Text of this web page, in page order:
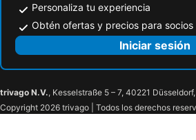
Personaliza tu experiencia
Obtén ofertas y precios para socios
Iniciar sesión
trivago N.V., Kesselstraße 5 – 7, 40221
Copyright 2026 trivago | Todos los derechos